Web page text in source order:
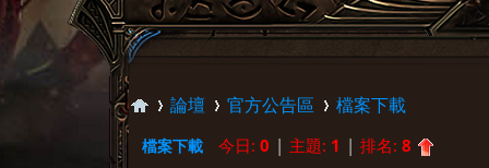
論壇 官方公告區 檔案下載
檔案下載 今日: 0 | 主題: 1 | 排名: 8